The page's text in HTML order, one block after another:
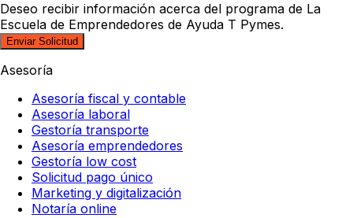
Deseo recibir información acerca del programa de La
Escuela de Emprendedores de Ayuda T Pymes.
Enviar Solicitud
Asesoría
Asesoría fiscal y contable
Asesoría laboral
Gestoría transporte
Asesoría emprendedores
Gestoría low cost
Solicitud pago único
Marketing y digitalización
Notaría online